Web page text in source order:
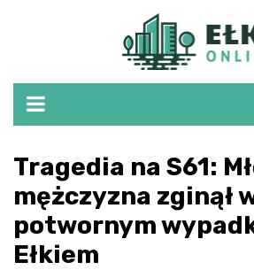
Tragedia na S61:
mężczyzna zginął
potwornym
Ełkiem